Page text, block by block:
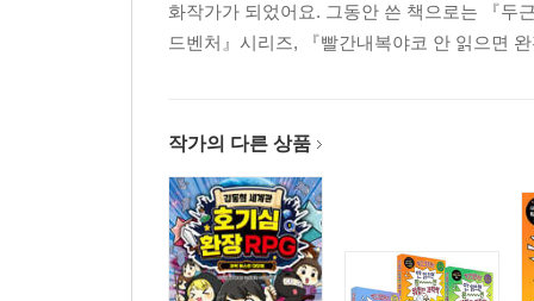
화작가가 되었어요. 그동안 쓴 책으로는 『두
드벤처』시리즈, 『빨간내복야코 안 읽으면
작가의 다른 상품